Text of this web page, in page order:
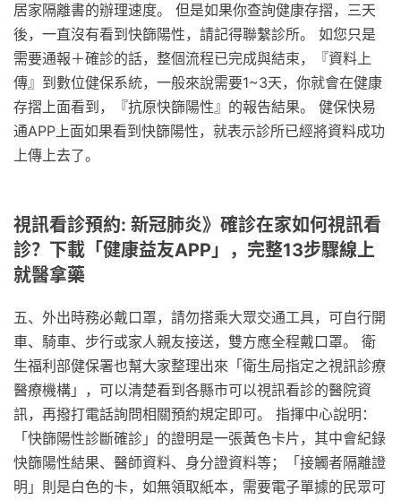
居家隔離書的辦理速度。 但是如果你查詢健康存摺，三天
後，一直沒有看到快篩陽性，請記得聯繫診所。 如您只是
需要通報＋確診的話，整個流程已完成與結束，『資料上
傳』到數位健保系統，一般來說需要1~3天，你就會在健康
存摺上面看到，『抗原快篩陽性』的報告結果。 健保快易
通APP上面如果看到快篩陽性，就表示診所已經將資料成功
上傳上去了。
視訊看診預約: 新冠肺炎》確診在家如何視訊看
診？下載「健康益友APP」，完整13步驟線上
就醫拿藥
五、外出時務必戴口罩，請勿搭乘大眾交通工具，可自行開
車、騎車、步行或家人親友接送，雙方應全程戴口罩。 衛
生福利部健保署也幫大家整理出來「衛生局指定之視訊診療
醫療機構」，可以清楚看到各縣市可以視訊看診的醫院資
訊，再撥打電話詢問相關預約規定即可。 指揮中心說明：
「快篩陽性診斷確診」的證明是一張黃色卡片，其中會紀錄
快篩陽性結果、醫師資料、身分證資料等；「接觸者隔離證
明」則是白色的卡，如無領取紙本，需要電子單據的民眾可